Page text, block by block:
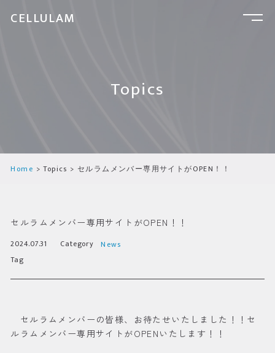
CELLULAM
Topics
Home Topics セルラムメンバー専用サイトがOPEN！！
セルラムメンバー専用サイトがOPEN！！
2024.07.31
Category
News
Tag
セルラムメンバーの皆様、お待たせいたしました！！セ
ルラムメンバー専用サイトがOPENいたします！！